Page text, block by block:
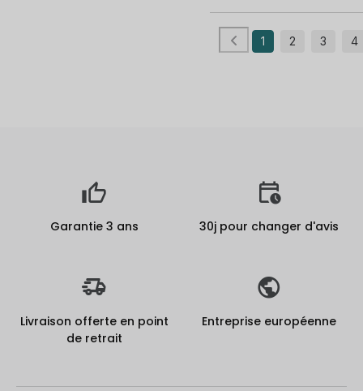
1 2 3 4
Garantie 3 ans 30j pour changer d'avis
Livraison offerte en point
de retrait
Entreprise européenne